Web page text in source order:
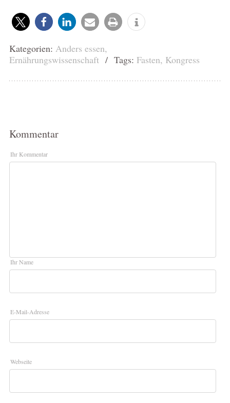
Kategorien: Anders essen,
Ernährungswissenschaft/ Tags: Fasten, Kongress
Kommentar
Ihr Kommentar
Ihr Name
E-Mail-Adresse
Webseite